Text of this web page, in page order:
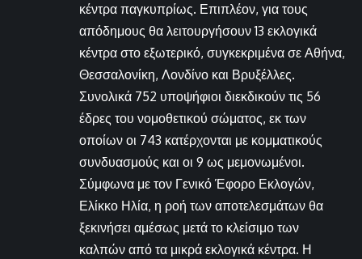
κέντρα παγκυπρίως. Επιπλέον, για τους
απόδημους θα λειτουργήσουν 13 εκλογικά
κέντρα στο εξωτερικό, συγκεκριμένα σε Αθήνα,
Θεσσαλονίκη, Λονδίνο και Βρυξέλλες.
Συνολικά 752 υποψήφιοι διεκδικούν τις 56
έδρες του νομοθετικού σώματος, εκ των
οποίων οι 743 κατέρχονται με κομματικούς
συνδυασμούς και οι 9 ως μεμονωμένοι.
Σύμφωνα με τον Γενικό Έφορο Εκλογών,
Ελίκκο Ηλία, η ροή των αποτελεσμάτων θα
ξεκινήσει αμέσως μετά το κλείσιμο των
καλπών από τα μικρά εκλογικά κέντρα. Η